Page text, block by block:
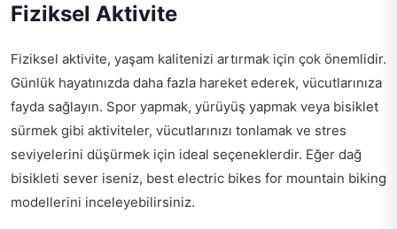
Fiziksel Aktivite
Fiziksel aktivite, yaşam kalitenizi artırmak için çok önemlidir.
Günlük hayatınızda daha fazla hareket ederek, vücutlarınıza
fayda sağlayın. Spor yapmak, yürüyüş yapmak veya bisiklet
sürmek gibi aktiviteler, vücutlarınızı tonlamak ve stres
seviyelerini düşürmek için ideal seçeneklerdir. Eğer dağ
bisikleti sever iseniz, best electric bikes for mountain biking
modellerini inceleyebilirsiniz.